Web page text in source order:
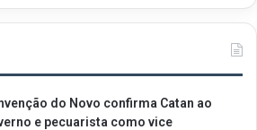
do Novo confirma Catan ao
e pecuarista como vice